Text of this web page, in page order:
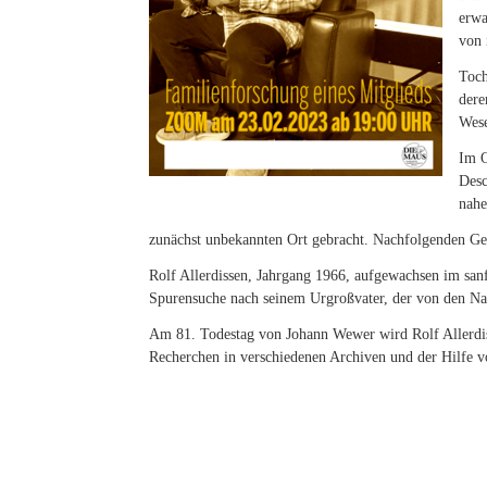
von
Im
zunächst unbekannten Ort gebracht. Nachfolgenden
Rolf Allerdissen, Jahrgang 1966, aufgewachsen im
Spurensuche nach seinem Urgroßvater, der von den
Am 81. Todestag von Johann Wewer wird Rolf
Recherchen in verschiedenen Archiven und der Hilfe